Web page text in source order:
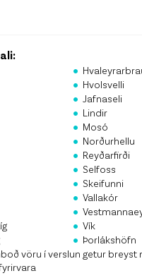
•
• Hvolsvelli
• Jafnaseli
• Lindir
• Mosó
• Norðurhellu
• Reyðarfirði
• Selfoss
• Skeifunni
• Vallakór
•
• Vík
• Þorlákshöfn
vöru í verslun getur breyst